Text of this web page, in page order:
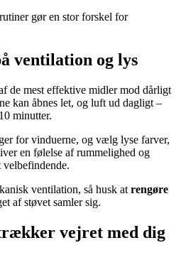
gør en stor forskel for
ventilation og lys
de mest effektive midler mod dårligt
kan åbnes let, og luft ud dagligt –
minutter.
for vinduerne, og vælg lyse farver,
en følelse af rummelighed og
ventilation, så husk at rengøre
af støvet samler sig.
vejret med dig